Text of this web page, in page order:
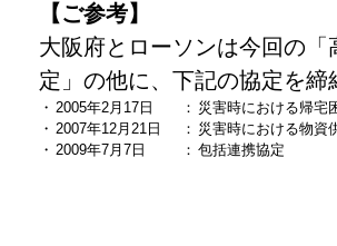
【ご参考】
大阪府とローソンは今回の
定」の他に、下記の協定を締
・ 2005年2月17日 ： 災害時における帰宅
・ 2007年12月21日 ： 災害時における物資
・ 2009年7月7日 ： 包括連携協定